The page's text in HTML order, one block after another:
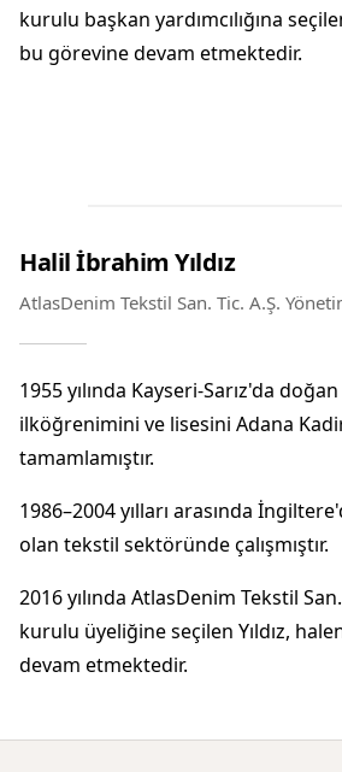
kurulu başkan yardımcılığına
bu görevine devam etmektedir.
Halil İbrahim Yıldız
AtlasDenim Tekstil San. Tic. A.Ş.
1955 yılında Kayseri-Sarız'da
ilköğrenimini ve lisesini Adana
tamamlamıştır.
1986–2004 yılları arasında
olan tekstil sektöründe çalışmıştır.
2016 yılında AtlasDenim Tekstil
kurulu üyeliğine seçilen Yıldız,
devam etmektedir.